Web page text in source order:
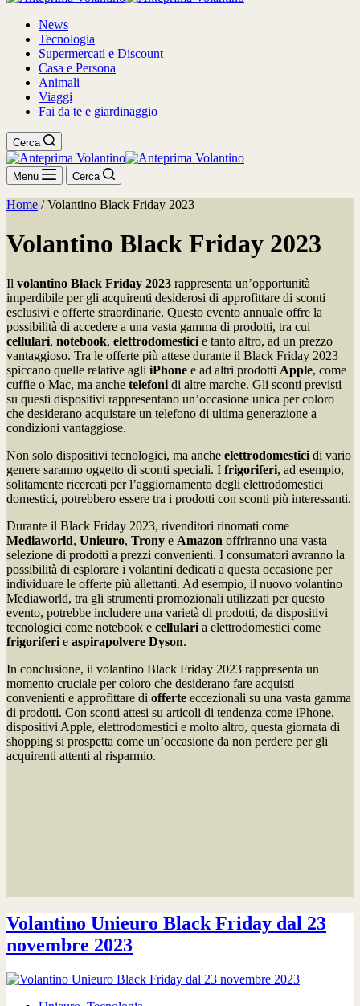
News
Tecnologia
Supermercati e Discount
Casa e Persona
Animali
Viaggi
Fai da te e giardinaggio
Cerca
Menu Cerca
Home /Volantino Black Friday 2023
Volantino Black Friday 2023
Il volantino Black Friday 2023 rappresenta un’opportunità
imperdibile per gli acquirenti desiderosi di approfittare di sconti
esclusivi e offerte straordinarie. Questo evento annuale offre la
possibilità di accedere a una vasta gamma di prodotti, tra cui
cellulari, notebook, elettrodomestici e tanto altro, ad un prezzo
vantaggioso. Tra le offerte più attese durante il Black Friday 2023
spiccano quelle relative agli iPhone e ad altri prodotti Apple, come
cuffie o Mac, ma anche telefoni di altre marche. Gli sconti previsti
su questi dispositivi rappresentano un’occasione unica per coloro
che desiderano acquistare un telefono di ultima generazione a
condizioni vantaggiose.
Non solo dispositivi tecnologici, ma anche elettrodomestici di vario
genere saranno oggetto di sconti speciali. I frigoriferi, ad esempio,
solitamente ricercati per l’aggiornamento degli elettrodomestici
domestici, potrebbero essere tra i prodotti con sconti più interessanti.
Durante il Black Friday 2023, rivenditori rinomati come
Mediaworld, Unieuro, Trony e Amazon offriranno una vasta
selezione di prodotti a prezzi convenienti. I consumatori avranno la
possibilità di esplorare i volantini dedicati a questa occasione per
individuare le offerte più allettanti. Ad esempio, il nuovo volantino
Mediaworld, tra gli strumenti promozionali utilizzati per questo
evento, potrebbe includere una varietà di prodotti, da dispositivi
tecnologici come notebook e cellulari a elettrodomestici come
frigoriferi e aspirapolvere Dyson.
In conclusione, il volantino Black Friday 2023 rappresenta un
momento cruciale per coloro che desiderano fare acquisti
convenienti e approfittare di offerte eccezionali su una vasta gamma
di prodotti. Con sconti attesi su articoli di tendenza come iPhone,
dispositivi Apple, elettrodomestici e molto altro, questa giornata di
shopping si prospetta come un’occasione da non perdere per gli
acquirenti attenti al risparmio.
Volantino Unieuro Black Friday dal 23
novembre 2023